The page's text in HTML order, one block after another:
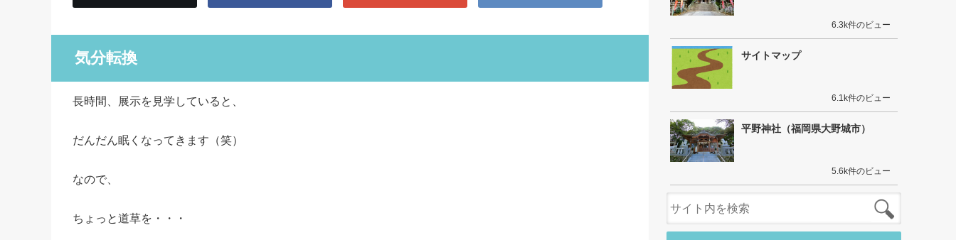
気分転換
長時間、展示を見学していると、
だんだん眠くなってきます（笑）
なので、
ちょっと道草を・・・
6.3k件のビュー
サイトマップ
6.1k件のビュー
平野神社（福岡県大野城市）
5.6k件のビュー